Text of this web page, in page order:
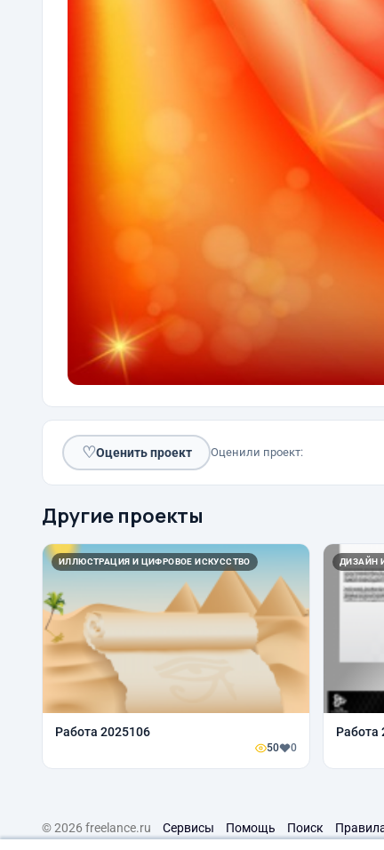
♡Оценить проект Оценили проект:
Другие проекты
ИЛЛЮСТРАЦИЯ И ЦИФРОВОЕ ИСКУССТВО
Работа 2025106
50 0
ДИЗАЙН
Работа
© 2026 freelance.ru Сервисы Помощь Поиск